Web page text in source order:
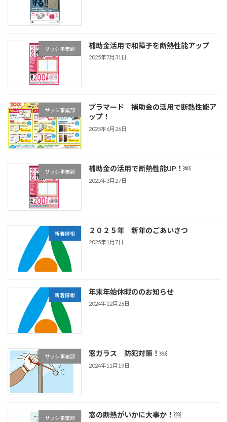
サッシ事業部 補助金活用で和障子を断熱性能アップ
2025年7月31日
サッシ事業部
プラマード 補助金の活用で断熱性能ア
ップ！
2025年6月26日
サッシ事業部 補助金の活用で断熱性能UP！￼
2025年3月27日
新着情報 ２０２５年 新年のごあいさつ
2025年1月7日
新着情報 年末年始休暇ののお知らせ
2024年12月26日
サッシ事業部 窓ガラス 防犯対策！￼
2024年11月19日
サッシ事業部 窓の断熱がいかに大事か！￼